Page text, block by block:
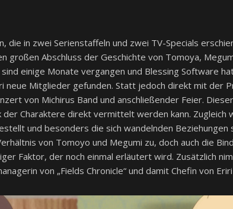
die in zwei Serienstaffeln und zwei TV-Specials
großen Abschluss der Geschichte von Tomoya,
einige Monate vergangen und Blessing Software
neue Mitglieder gefunden. Statt jedoch direkt mit der
von Michirus Band und anschließender Feier.
Charaktere direkt vermittelt werden kann. Zugleich
und besonders die sich wandelnden Beziehungen
von Tomoyo und Megumi zu, doch auch die
Faktor, der noch einmal erläutert wird. Zusätzlich
von „Fields Chronicle“ und damit Chefin von